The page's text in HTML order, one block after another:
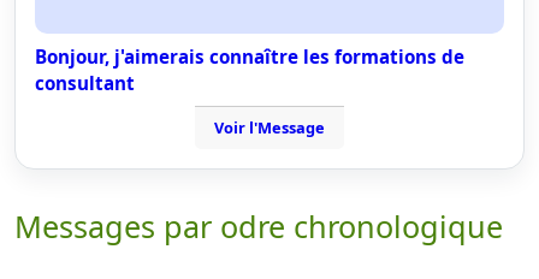
Bonjour, j'aimerais connaître les formations de
consultant
Voir l'Message
Messages par odre chronologique